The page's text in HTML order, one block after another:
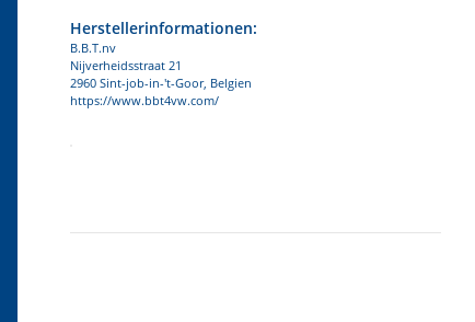
Herstellerinformationen:
B.B.T.nv
Nijverheidsstraat 21
2960 Sint-job-in-'t-Goor, Belgien
https://www.bbt4vw.com/